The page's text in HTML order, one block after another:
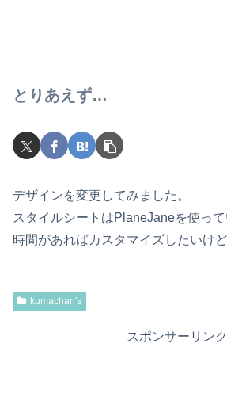
とりあえず…
デザインを変更してみました。
スタイルシートはPlaneJaneを使って
時間があればカスタマイズしたいけ
kumachan's
スポンサーリンク